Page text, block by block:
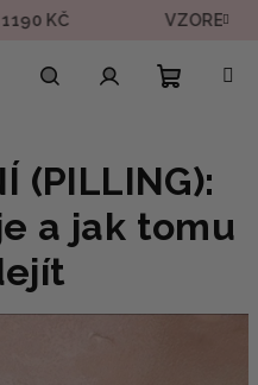
VZOREK V
košík
(PILLING):
a jak tomu